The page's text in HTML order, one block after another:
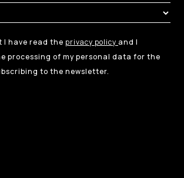
I have read the privacy policy and I
processing of my personal data for the
to the newsletter.